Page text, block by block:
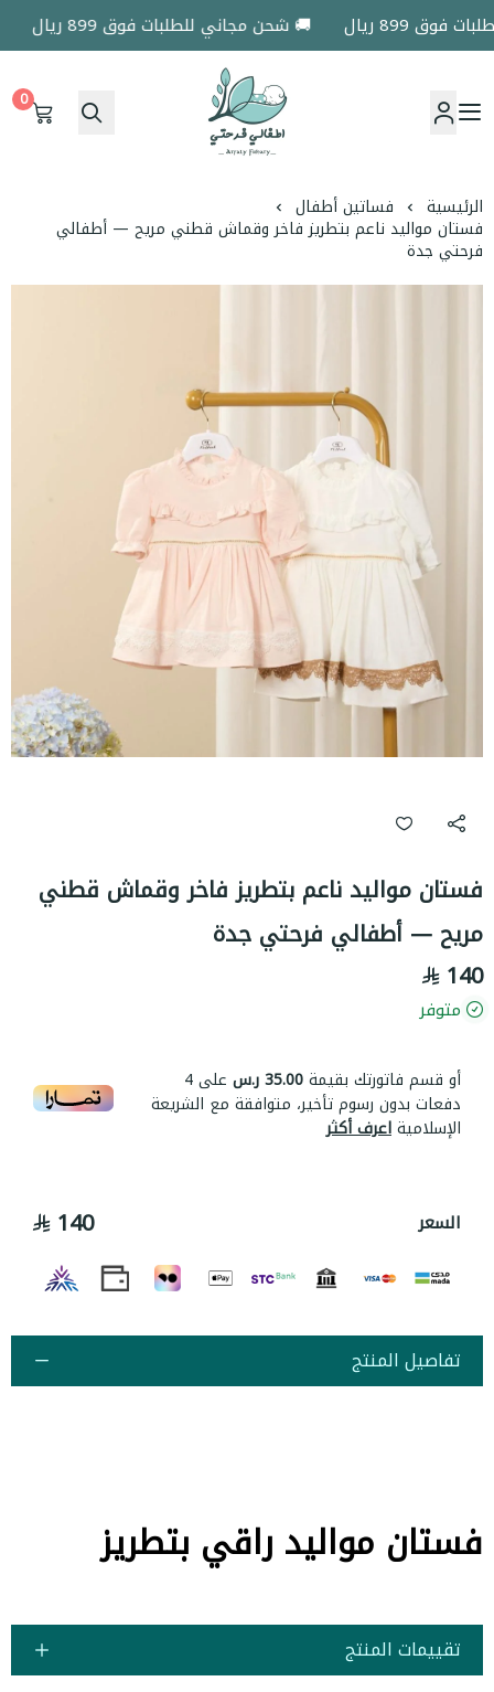
899 ريال 🚚 شحن مجاني للطلبات فوق 899 ريال
اطفالي فرحتي
0
الرئيسية فساتين أطفال
فستان مواليد ناعم بتطريز فاخر وقماش قطني مريح — أطفالي
فرحتي جدة
فستان مواليد ناعم بتطريز فاخر وقماش قطني
مريح — أطفالي فرحتي جدة
140
متوفر
أو قسم فاتورتك بقيمة35.00 ر.س على4
دفعات بدون رسوم تأخير، متوافقة مع الشريعة
الإسلاميةاعرف أكثر
السعر 140
تفاصيل المنتج
فستان مواليد راقي بتطريز
تقييمات المنتج